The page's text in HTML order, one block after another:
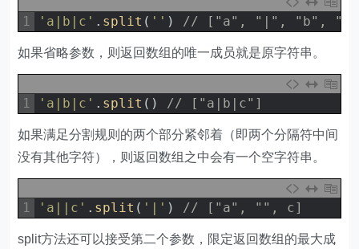
1 'a|b|c' . split ( '' ) // ["a", "|", "b",
如果省略参数，则返回数组的唯一成员就是原字符串。
1 'a|b|c' . split ( ) // ["a|b|c"]
如果满足分割规则的两个部分紧邻着（即两个分隔符中间
没有其他字符），则返回数组之中会有一个空字符串。
1 'a||c' . split ( '|' ) // ["a", "", c]
split方法还可以接受第二个参数，限定返回数组的最大成